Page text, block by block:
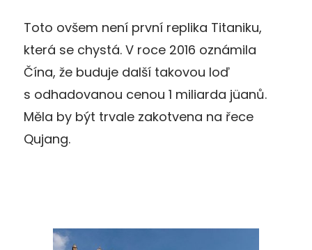
Toto ovšem není první replika Titaniku,
která se chystá. V roce 2016 oznámila
Čína, že buduje další takovou loď
s odhadovanou cenou 1 miliarda jüanů.
Měla by být trvale zakotvena na řece
Qujang.